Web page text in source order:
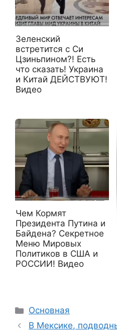
Зеленский
встретится с Си
Цзиньпином?! Есть
что сказать! Украина
и Китай ДЕЙСТВУЮТ!
Видео
Чем Кормят
Президента Путина и
Байдена? Секретное
Меню Мировых
Политиков в США и
РОССИИ! Видео
Рубрики
Основная
В Мексике,